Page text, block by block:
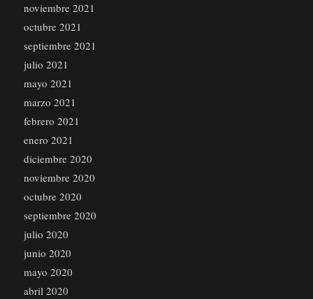
noviembre 2021
octubre 2021
septiembre 2021
julio 2021
mayo 2021
marzo 2021
febrero 2021
enero 2021
diciembre 2020
noviembre 2020
octubre 2020
septiembre 2020
julio 2020
junio 2020
mayo 2020
abril 2020